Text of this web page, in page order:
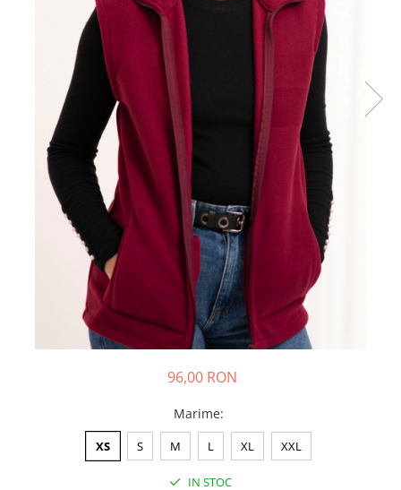
96,00 RON
Marime:
XS S M L XL XXL
IN STOC